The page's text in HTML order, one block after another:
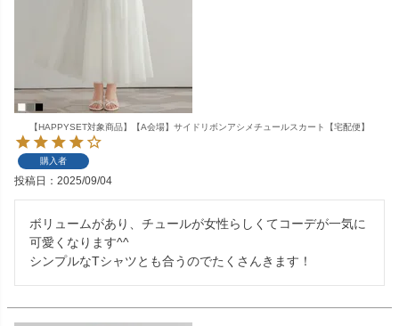
【HAPPYSET対象商品】【A会場】サイドリボンアシメチュールスカート【宅配便】
購入者
投稿日 2025/09/04
ボリュームがあり、チュールが女性らしくてコーデが一気に
可愛くなります^^
シンプルなTシャツとも合うのでたくさんきます！